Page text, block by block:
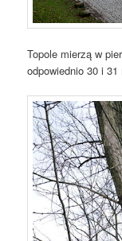
Topole mierzą w
odpowiednio 30 i 31